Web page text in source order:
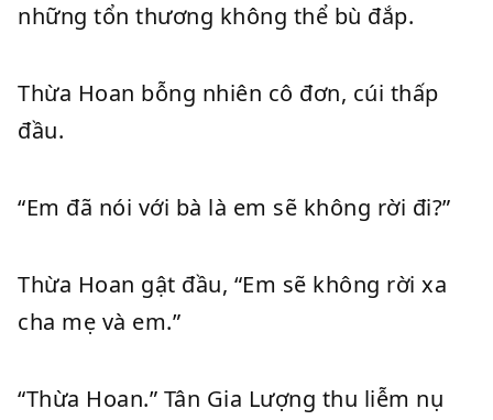
những tổn thương không thể bù đắp.
Thừa Hoan bỗng nhiên cô đơn, cúi thấp
đầu.
“Em đã nói với bà là em sẽ không rời đi?”
Thừa Hoan gật đầu, “Em sẽ không rời xa
cha mẹ và em.”
“Thừa Hoan.” Tân Gia Lượng thu liễm nụ